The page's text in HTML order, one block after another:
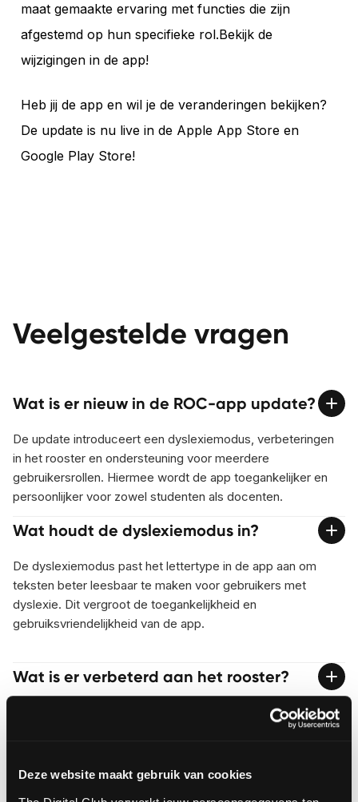
Deze website maakt gebruik van cookies
maat gemaakte ervaring met functies die zijn
afgestemd op hun specifieke rol.Bekijk de
wijzigingen in de app!
Heb jij de app en wil je de veranderingen bekijken?
De update is nu live in de Apple App Store en
Google Play Store!
Veelgestelde vragen
Wat is er nieuw in de ROC-app update?
De update introduceert een dyslexiemodus, verbeteringen
in het rooster en ondersteuning voor meerdere
gebruikersrollen. Hiermee wordt de app toegankelijker en
persoonlijker voor zowel studenten als docenten.
Wat houdt de dyslexiemodus in?
De dyslexiemodus past het lettertype in de app aan om
teksten beter leesbaar te maken voor gebruikers met
dyslexie. Dit vergroot de toegankelijkheid en
gebruiksvriendelijkheid van de app.
Wat is er verbeterd aan het rooster?
Het rooster ondersteunt nu afspraken die over meerdere
dagen lopen. Dit maakt de planning overzichtelijker en beter
Wat betekent ondersteuning voor